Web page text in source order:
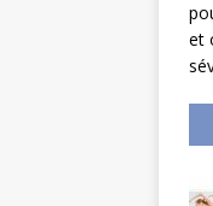
et